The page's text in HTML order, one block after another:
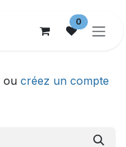
0
ou créez un compte